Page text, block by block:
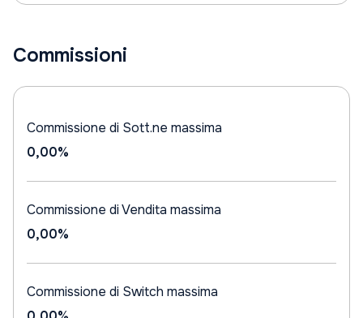
Commissioni
Commissione di Sott.ne massima
0,00%
Commissione di Vendita massima
0,00%
Commissione di Switch massima